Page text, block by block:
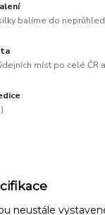
balíme do
míst po celé ČR
neustále